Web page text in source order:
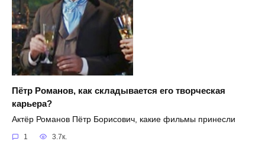
Пётр Романов, как складывается его творческая
карьера?
Актёр Романов Пётр Борисович, какие фильмы принесли
1 3.7к.